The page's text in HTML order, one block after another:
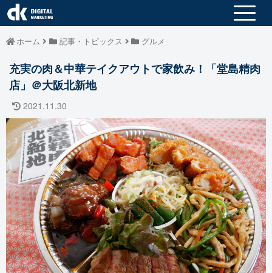
ホーム 記事・トピックス グルメ
充実の肉＆中華テイクアウトで家飲み！「堂島精肉
店」＠大阪北新地
2021.11.30